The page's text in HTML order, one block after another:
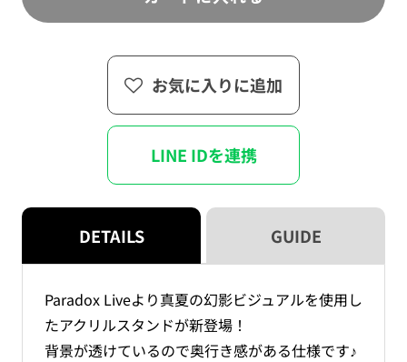
き
せ
の
ア
ク
ル
Ver.1
数
量
を
の
ア
ク
ル
ド
Ver.1
数
を
お気に入りに追加
LINE IDを連携
DETAILS GUIDE
Paradox Liveより真夏の幻影ビジュアルを使用し
たアクリルスタンドが新登場！
背景が透けているので奥行き感がある仕様です♪